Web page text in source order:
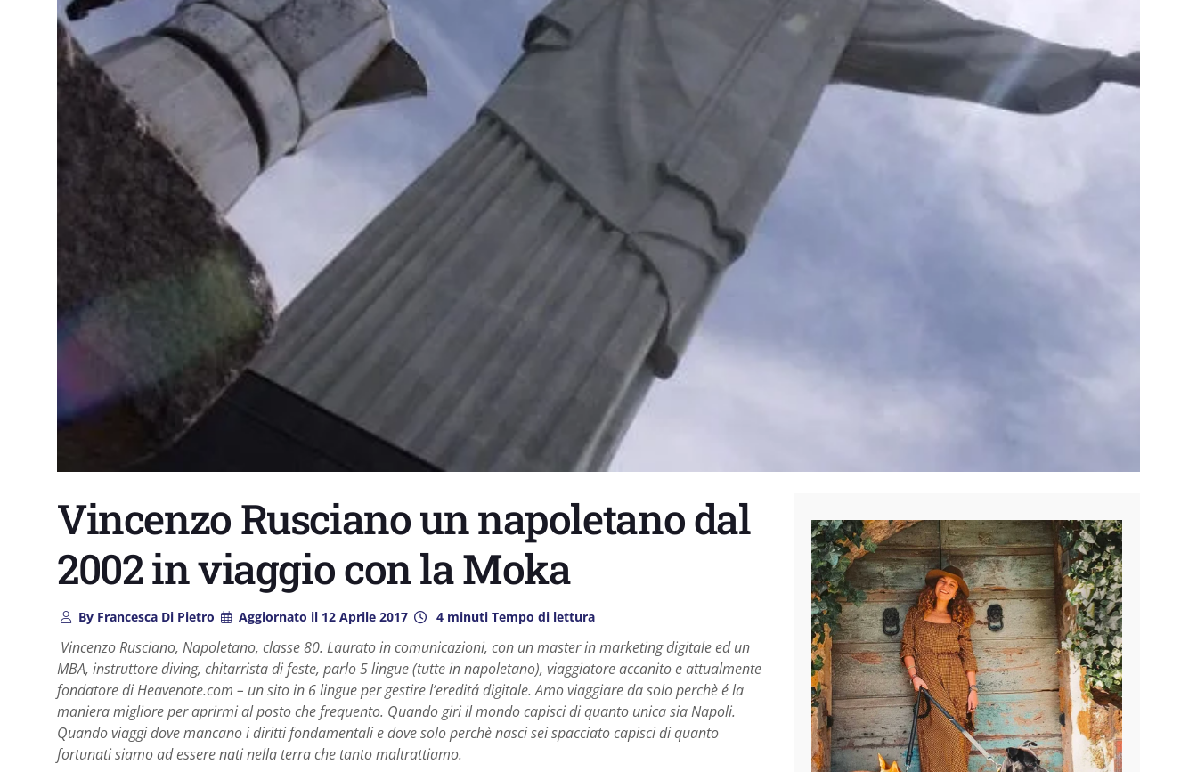
Vincenzo Rusciano un napoletano dal
2002 in viaggio con la Moka
ByFrancesca Di Pietro Aggiornato il 12 Aprile 2017 4 minuti Tempo di lettura
Vincenzo Rusciano, Napoletano, classe 80. Laurato in comunicazioni, con un master in marketing digitale ed un
MBA, instruttore diving, chitarrista di feste, parlo 5 lingue (tutte in napoletano), viaggiatore accanito e attualmente
fondatore di Heavenote.com – un sito in 6 lingue per gestire l’ereditá digitale. Amo viaggiare da solo perchè é la
maniera migliore per aprirmi al posto che frequento. Quando giri il mondo capisci di quanto unica sia Napoli.
Quando viaggi dove mancano i diritti fondamentali e dove solo perchè nasci sei spacciato capisci di quanto
fortunati siamo ad essere nati nella terra che tanto maltrattiamo.